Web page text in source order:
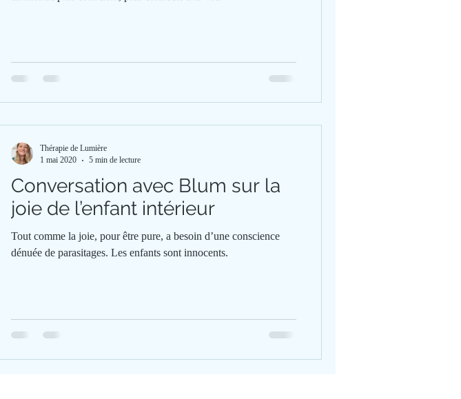
Conversation avec Blum sur la
joie de l’enfant intérieur
Tout comme la joie, pour être pure, a besoin d’une conscience
dénuée de parasitages. Les enfants sont innocents.
Thérapie de Lumière
1 mai 2020
5 min de lecture